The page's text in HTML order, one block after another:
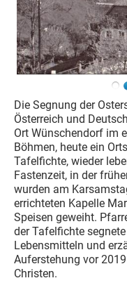
Die Segnung der
Österreich und
Ort Wünschendorf im
Böhmen, heute ein
Tafelfichte, wieder
Fastenzeit, in der
wurden am
errichteten Kapelle
Speisen geweiht.
der Tafelfichte
Lebensmitteln und
Auferstehung vor
Christen.